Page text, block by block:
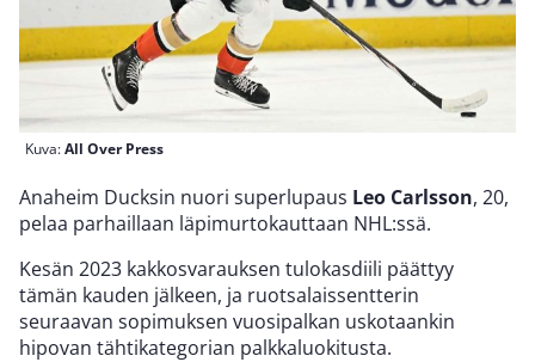
Kuva:All Over Press
Anaheim Ducksin nuori superlupaus Leo Carlsson, 20,
pelaa parhaillaan läpimurtokauttaan NHL:ssä.
Kesän 2023 kakkosvarauksen tulokasdiili päättyy
tämän kauden jälkeen, ja ruotsalaissentterin
seuraavan sopimuksen vuosipalkan uskotaankin
hipovan tähtikategorian palkkaluokitusta.